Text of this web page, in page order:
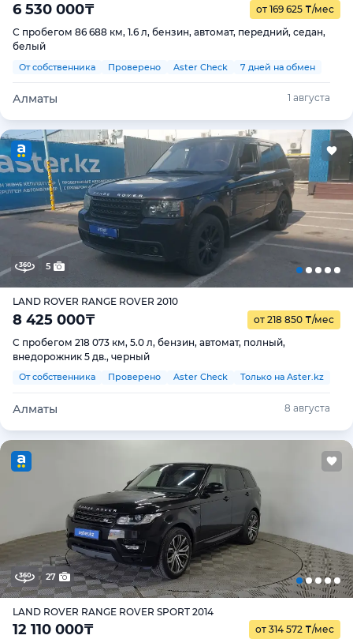
6 530 000₸ от 169 625 ₸/мес
С пробегом 86 688 км, 1.6 л, бензин, автомат, передний, седан,
белый
От собственника Проверено Aster Check 7 дней на обмен
Алматы 1 августа
5
LAND ROVER RANGE ROVER 2010
8 425 000₸ от 218 850 ₸/мес
С пробегом 218 073 км, 5.0 л, бензин, автомат, полный,
внедорожник 5 дв., черный
От собственника Проверено Aster Check Только на Aster.kz
Алматы 8 августа
27
LAND ROVER RANGE ROVER SPORT 2014
12 110 000₸ от 314 572 ₸/мес